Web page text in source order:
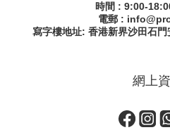
時間 : 9:00-
電郵 :
寫字樓地址: 香港新界沙田石門
網上